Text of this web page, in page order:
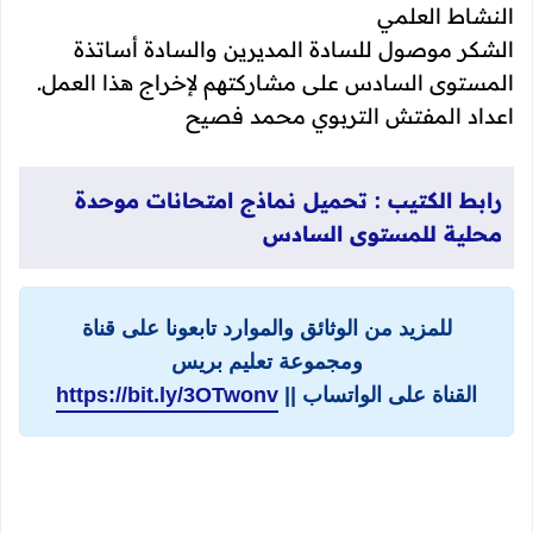
النشاط العلمي
الشكر موصول للسادة المديرين والسادة أساتذة
المستوى السادس على مشاركتهم لإخراج هذا العمل.
اعداد المفتش التربوي محمد فصيح
رابط الكتيب : تحميل نماذج امتحانات موحدة
محلية للمستوى السادس
للمزيد من الوثائق والموارد تابعونا على قناة
ومجموعة تعليم بريس
القناة على الواتساب || https://bit.ly/3OTwonv